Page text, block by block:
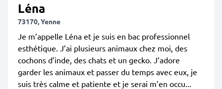
Léna
73170, Yenne
Je m’appelle Léna et je suis en bac professionnel
esthétique. J’ai plusieurs animaux chez moi, des
cochons d’inde, des chats et un gecko. J’adore
garder les animaux et passer du temps avec eux, je
suis très calme et patiente et je serai m’en occu...